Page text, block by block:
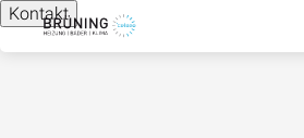
Kontakt